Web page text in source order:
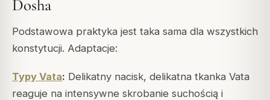
Dosha
Podstawowa praktyka jest taka sama dla wszystkich
konstytucji. Adaptacje:
Typy Vata: Delikatny nacisk, delikatna tkanka Vata
reaguje na intensywne skrobanie suchością i